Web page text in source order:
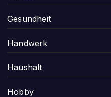
Gesundheit
Handwerk
Haushalt
Hobby